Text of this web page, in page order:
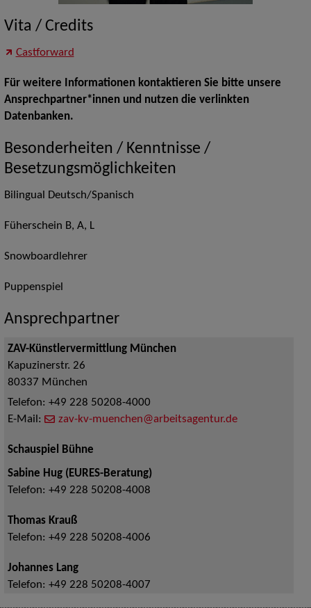
Vita / Credits
Castforward
Für weitere Informationen kontaktieren Sie bitte unsere
Ansprechpartner*innen und nutzen die verlinkten
Datenbanken.
Besonderheiten / Kenntnisse /
Besetzungsmöglichkeiten
Bilingual Deutsch/Spanisch
Füherschein B, A, L
Snowboardlehrer
Puppenspiel
Ansprechpartner
ZAV-Künstlervermittlung München
Kapuzinerstr. 26
80337 München
Telefon: +49 228 50208-4000
E-Mail:
zav-kv-muenchen@arbeitsagentur.de
Schauspiel Bühne
Sabine Hug (EURES-Beratung)
Telefon: +49 228 50208-4008
Thomas Krauß
Telefon: +49 228 50208-4006
Johannes Lang
Telefon: +49 228 50208-4007